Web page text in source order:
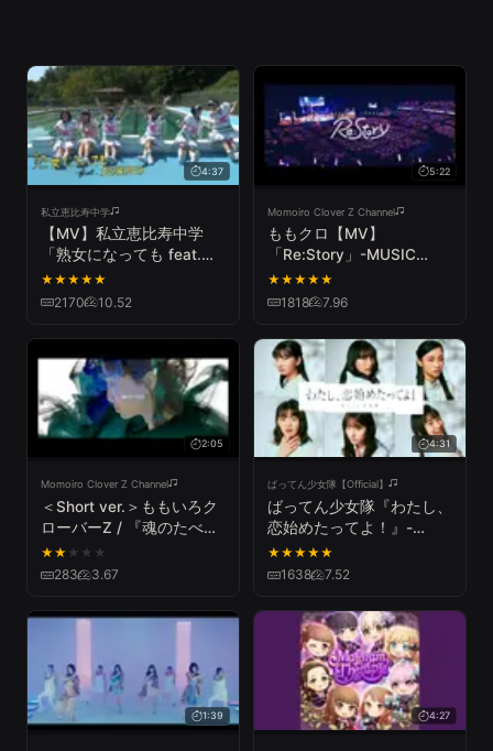
4:37
私立恵比寿中学
【MV】私立恵比寿中学
「熟女になっても feat.
SUSHIBOYS」
★★★★★
2170 10.52
5:22
Momoiro Clover Z Channel
ももクロ【MV】
「Re:Story」-MUSIC
VIDEO LIVE ver.-
★★★★★
1818 7.96
2:05
Momoiro Clover Z Channel
＜Short ver.＞ももいろク
ローバーZ / 『魂のたべも
の』MUSIC VIDEO
from「MOMOIRO
★★ ★ ★ ★
283 3.67
4:31
ばってん少女隊【Official】
ばってん少女隊『わたし、
恋始めたってよ！』-
Music Video-
★★★★★
1638 7.52
1:39 4:27